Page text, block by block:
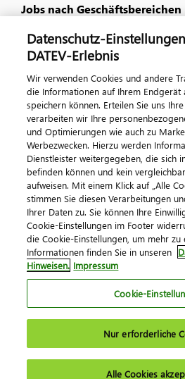
Jobs nach Geschäftsbereichen
IT
Kundenservice und
Gewerblich und technisch
Betriebswirtschaft
Kontakt
Kontaktieren
© 2026
ImpressumDatenschutz
Cookie-
Datenschutz-
DATEV-Erlebnis
Wir verwenden Cookies und andere
die Informationen auf Ihrem
speichern können. Erteilen Sie uns Ihre
verarbeiten wir Ihre
und Optimierungen wie auch zu
Werbezwecken. Hierzu werden
Dienstleister weitergegeben, die sich
befinden können und kein
aufweisen. Mit einem Klick auf „Alle
stimmen Sie diesen Verarbeitungen
Ihrer Daten zu. Sie können Ihre
Cookie-Einstellungen im Footer
die Cookie-Einstellungen, um mehr zu
Informationen finden Sie in unseren
Hinweisen. Impressum
Cookie-
Nur erforderliche
Alle Cookies